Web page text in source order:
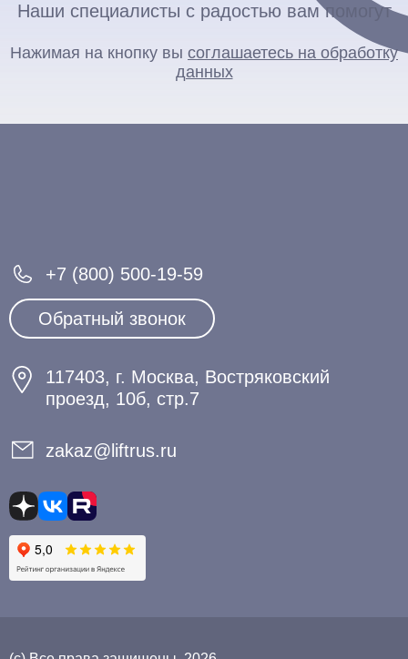
Наши специалисты с радостью вам помогут
Нажимая на кнопку вы соглашаетесь на обработку
данных
+7 (800) 500-19-59
Обратный звонок
117403, г. Москва, Востряковский
проезд, 10б, стр.7
zakaz@liftrus.ru